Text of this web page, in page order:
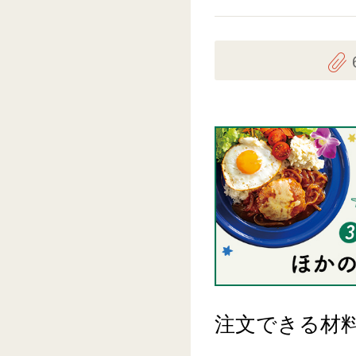
注文できる材